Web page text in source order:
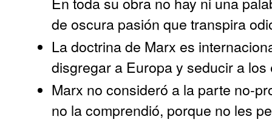
de oscura pasión que transpira
La doctrina de Marx es
disgregar a Europa y seducir a los
Marx no consideró a la parte no-
no la comprendió, porque no les